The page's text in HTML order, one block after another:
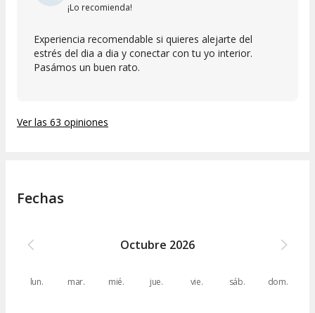
¡Lo recomienda!
Experiencia recomendable si quieres alejarte del
estrés del dia a dia y conectar con tu yo interior.
Pasámos un buen rato.
Ver las 63 opiniones
Fechas
Octubre 2026
lun. mar. mié. jue. vie. sáb. dom.